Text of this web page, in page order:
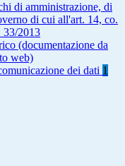
di amministrazione, di
di cui all'art. 14, co.
33/2013
(documentazione da
web)
dei dati 1